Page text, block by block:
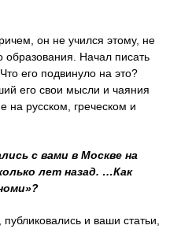
он не учился этому, не
образования. Начал писать
его подвинуло на это?
его свои мысли и чаяния
на русском, греческом и
с вами в Москве на
лет назад. …Как
и ваши статьи,